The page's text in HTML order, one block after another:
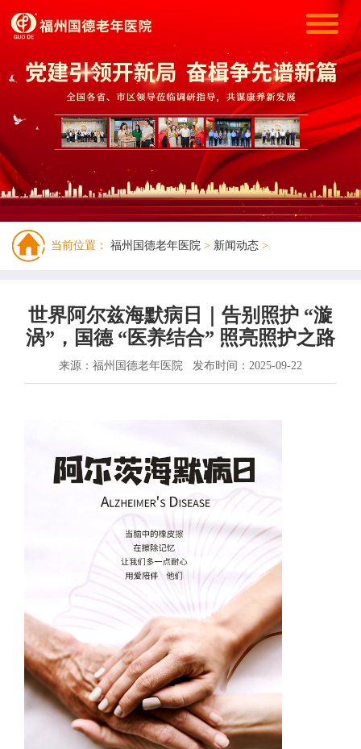
当前位置： 福州国德老年医院 > 新闻动态>
世界阿尔兹海默病日｜告别照护 “漩
涡”，国德 “医养结合” 照亮照护之路
来源：福州国德老年医院 发布时间：2025-09-22